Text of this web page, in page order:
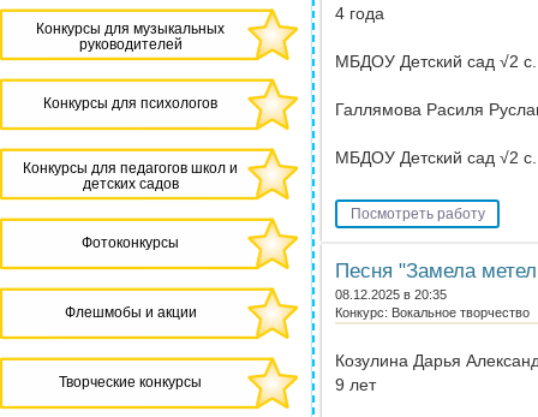
Конкурсы для музыкальных
руководителей
Конкурсы для психологов
Конкурсы для педагогов школ и
детских садов
Фотоконкурсы
Флешмобы и акции
Творческие конкурсы
4 года
МБДОУ Детский сад √2
Галлямова Расиля
МБДОУ Детский сад √2
Посмотреть работу
Песня "Замела
08.12.2025 в 20:35
Конкурс: Вокальное творчество
Козулина Дарья
9 лет